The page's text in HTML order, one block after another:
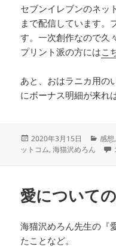
セブンイレブンのネッ
まで配信しています。
す。一次創作なので久
プリント派の方にはこ
あと、おはラニカ用の
にボーナス明細が来れ
投
稿
2020年3月15日
カ
テ
感想,
ットコム,海猫沢めろん
愛について
海猫沢めろん先生の『
たことなど。